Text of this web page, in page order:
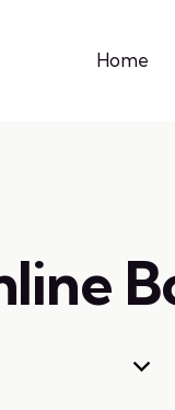
Home